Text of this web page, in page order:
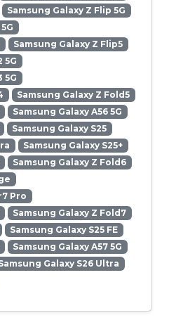
Samsung Galaxy Z Flip 5G
Samsung Galaxy Z Flip5
5G
5G
Samsung Galaxy Z Fold5
Samsung Galaxy A56 5G
Samsung Galaxy S25
Samsung Galaxy S25+
Samsung Galaxy Z Fold6
Pro
Samsung Galaxy Z Fold7
Samsung Galaxy S25 FE
Samsung Galaxy A57 5G
Galaxy S26 Ultra